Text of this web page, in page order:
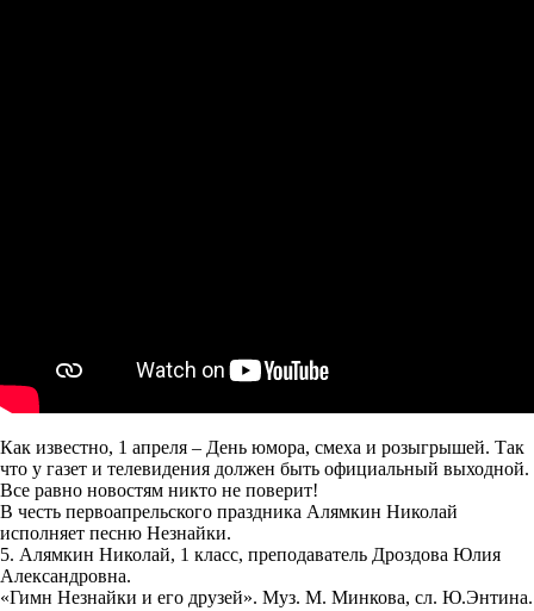
Как известно, 1 апреля – День юмора, смеха и розыгрышей. Так
что у газет и телевидения должен быть официальный выходной.
Все равно новостям никто не поверит!
В честь первоапрельского праздника Алямкин Николай
исполняет песню Незнайки.
5. Алямкин Николай, 1 класс, преподаватель Дроздова Юлия
Александровна.
«Гимн Незнайки и его друзей». Муз. М. Минкова, сл. Ю.Энтина.